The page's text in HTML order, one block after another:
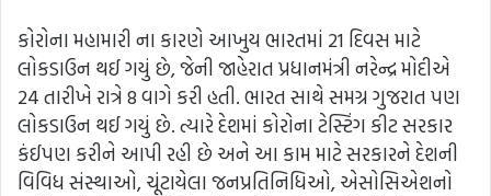
કોરોના મહામારી ના કારણે આખુય ભારતમાં 21 દિવસ માટે
લોકડાઉન થઈ ગયું છે, જેની જાહેરાત પ્રધાનમંત્રી નરેન્દ્ર મોદીએ
24 તારીખે રાત્રે 8 વાગે કરી હતી. ભારત સાથે સમગ્ર ગુજરાત પણ
લોકડાઉન થઈ ગયું છે. ત્યારે દેશમાં કોરોના ટેસ્ટિંગ કીટ સરકાર
કંઈપણ કરીને આપી રહી છે અને આ કામ માટે સરકારને દેશની
વિવિધ સંસ્થાઓ, ચૂંટાયેલા જનપ્રતિનિધિઓ, એસોસિએશનો